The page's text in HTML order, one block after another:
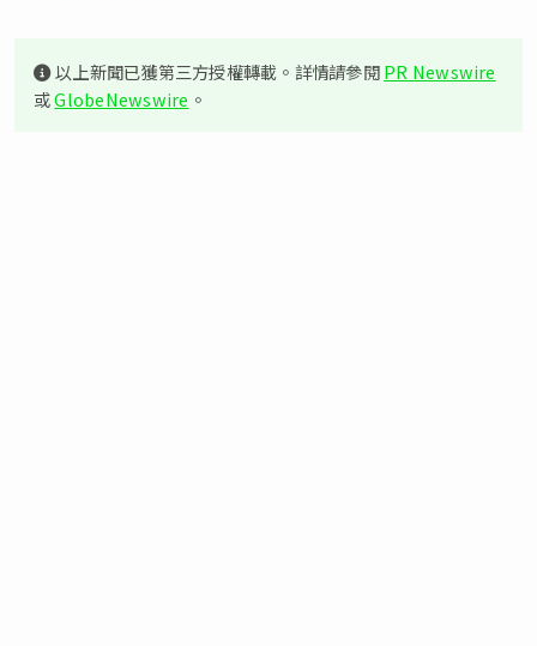
以上新聞已獲第三方授權轉載。詳情請參閱PR Newswire
或GlobeNewswire 。